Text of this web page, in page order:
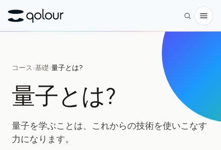
対象者
教育者
コース›基礎›量子とは?
量子とは?
量子を学ぶことは、これからの技術を使いこなす
力になります。